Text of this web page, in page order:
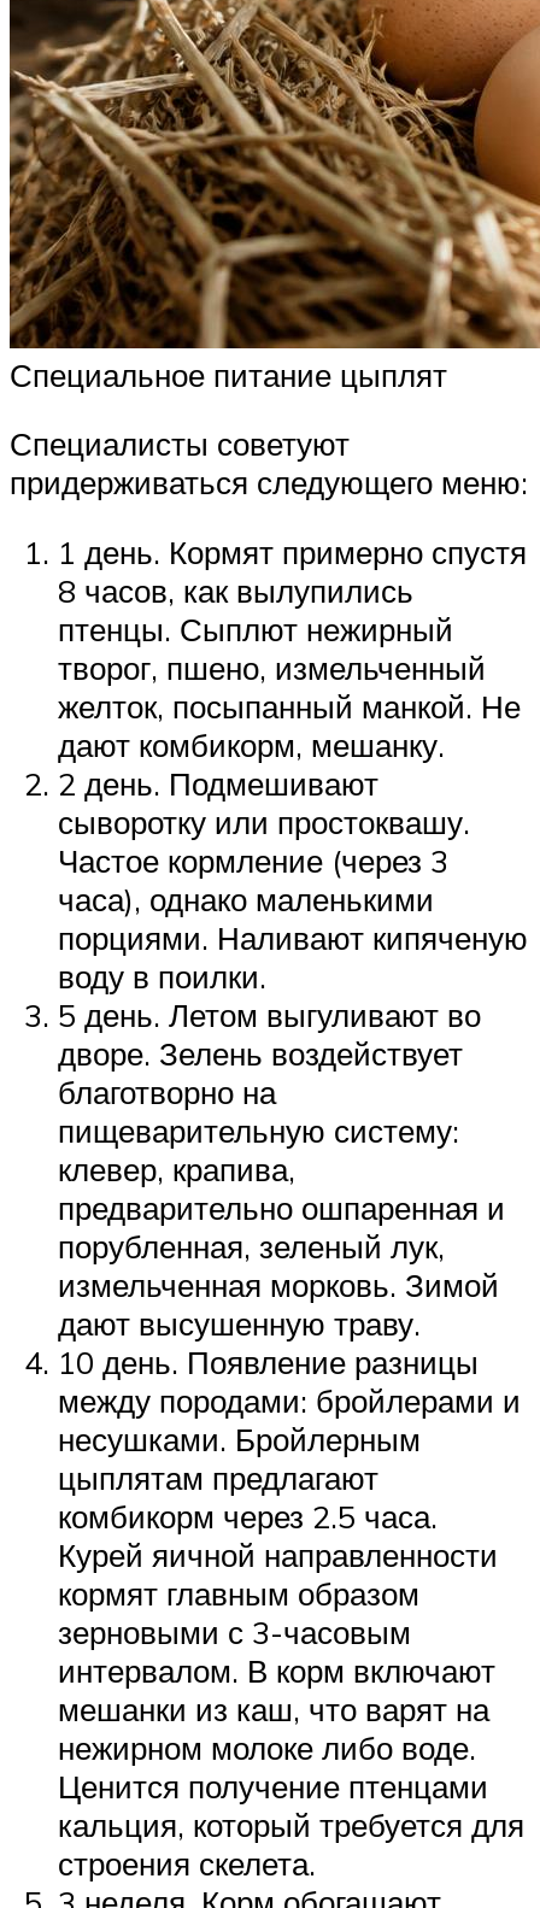
Специальное питание цыплят
Специалисты советуют
придерживаться следующего меню:
1 день. Кормят примерно спустя
8 часов, как вылупились
птенцы. Сыплют нежирный
творог, пшено, измельченный
желток, посыпанный манкой. Не
дают комбикорм, мешанку.
2 день. Подмешивают
сыворотку или простоквашу.
Частое кормление (через 3
часа), однако маленькими
порциями. Наливают кипяченую
воду в поилки.
5 день. Летом выгуливают во
дворе. Зелень воздействует
благотворно на
пищеварительную систему:
клевер, крапива,
предварительно ошпаренная и
порубленная, зеленый лук,
измельченная морковь. Зимой
дают высушенную траву.
10 день. Появление разницы
между породами: бройлерами и
несушками. Бройлерным
цыплятам предлагают
комбикорм через 2.5 часа.
Курей яичной направленности
кормят главным образом
зерновыми с 3-часовым
интервалом. В корм включают
мешанки из каш, что варят на
нежирном молоке либо воде.
Ценится получение птенцами
кальция, который требуется для
строения скелета.